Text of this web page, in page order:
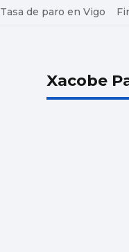
Tasa de paro en Vigo
Xacobe